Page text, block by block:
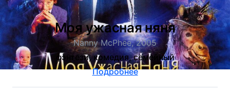
Моя ужасная няня
Nanny McPhee, 2005
фэнтези, комедия, семейный
Подробнее